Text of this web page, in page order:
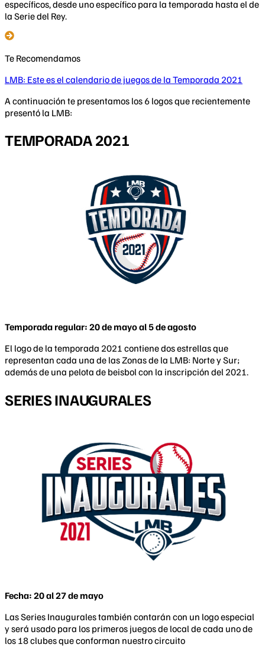
específicos, desde uno específico para la temporada hasta el de
la Serie del Rey.
Te Recomendamos
LMB: Este es el calendario de juegos de la Temporada 2021
​A continuación te presentamos los 6 logos que recientemente
presentó la LMB:
TEMPORADA 2021
Temporada regular: 20 de mayo al 5 de agosto
El logo de la temporada 2021 contiene dos estrellas que
representan cada una de las Zonas de la LMB: Norte y Sur;
además de una pelota de beisbol con la inscripción del 2021.
SERIES INAUGURALES
Fecha: 20 al 27 de mayo
Las Series Inaugurales también contarán con un logo especial
y será usado para los primeros juegos de local de cada uno de
los 18 clubes que conforman nuestro circuito